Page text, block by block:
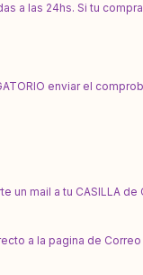
a las 24hs. Si tu
enviar el
mail a tu CASILLA
a la pagina de